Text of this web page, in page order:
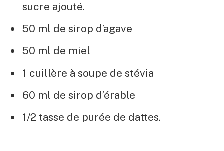
sucre ajouté.
50 ml de sirop d’agave
50 ml de miel
1 cuillère à soupe de stévia
60 ml de sirop d’érable
1/2 tasse de purée de dattes.